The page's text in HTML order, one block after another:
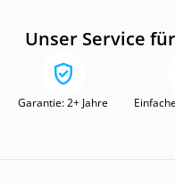
Unser Service
Garantie: 2+ Jahre